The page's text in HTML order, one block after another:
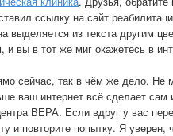
ссылку на сайт
выделяется из текста другим
и вы в тот же миг окажетесь в
сейчас, так в чём же дело. Не
ваш интернет всё сделает сам
ВЕРА. Если вдруг у вас
и повторите попытку. Я уверен,